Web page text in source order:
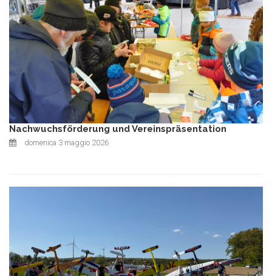
Nachwuchsförderung und Vereinspräsentation
domenica 3 maggio 2026